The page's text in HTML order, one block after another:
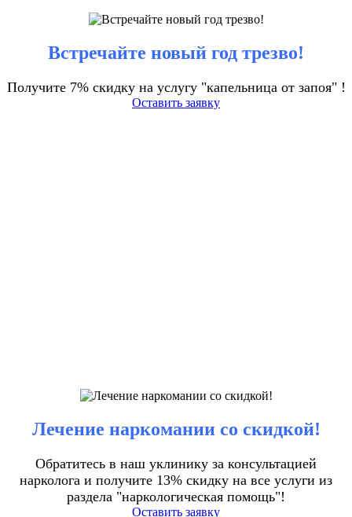
Встречайте новый год трезво!
Получите 7% скидку на услугу "капельница от запоя" !
Оставить заявку
Лечение наркомании со скидкой!
Обратитесь в наш уклинику за консультацией
нарколога и получите 13% скидку на все услуги из
раздела "наркологическая помощь"!
Оставить заявку